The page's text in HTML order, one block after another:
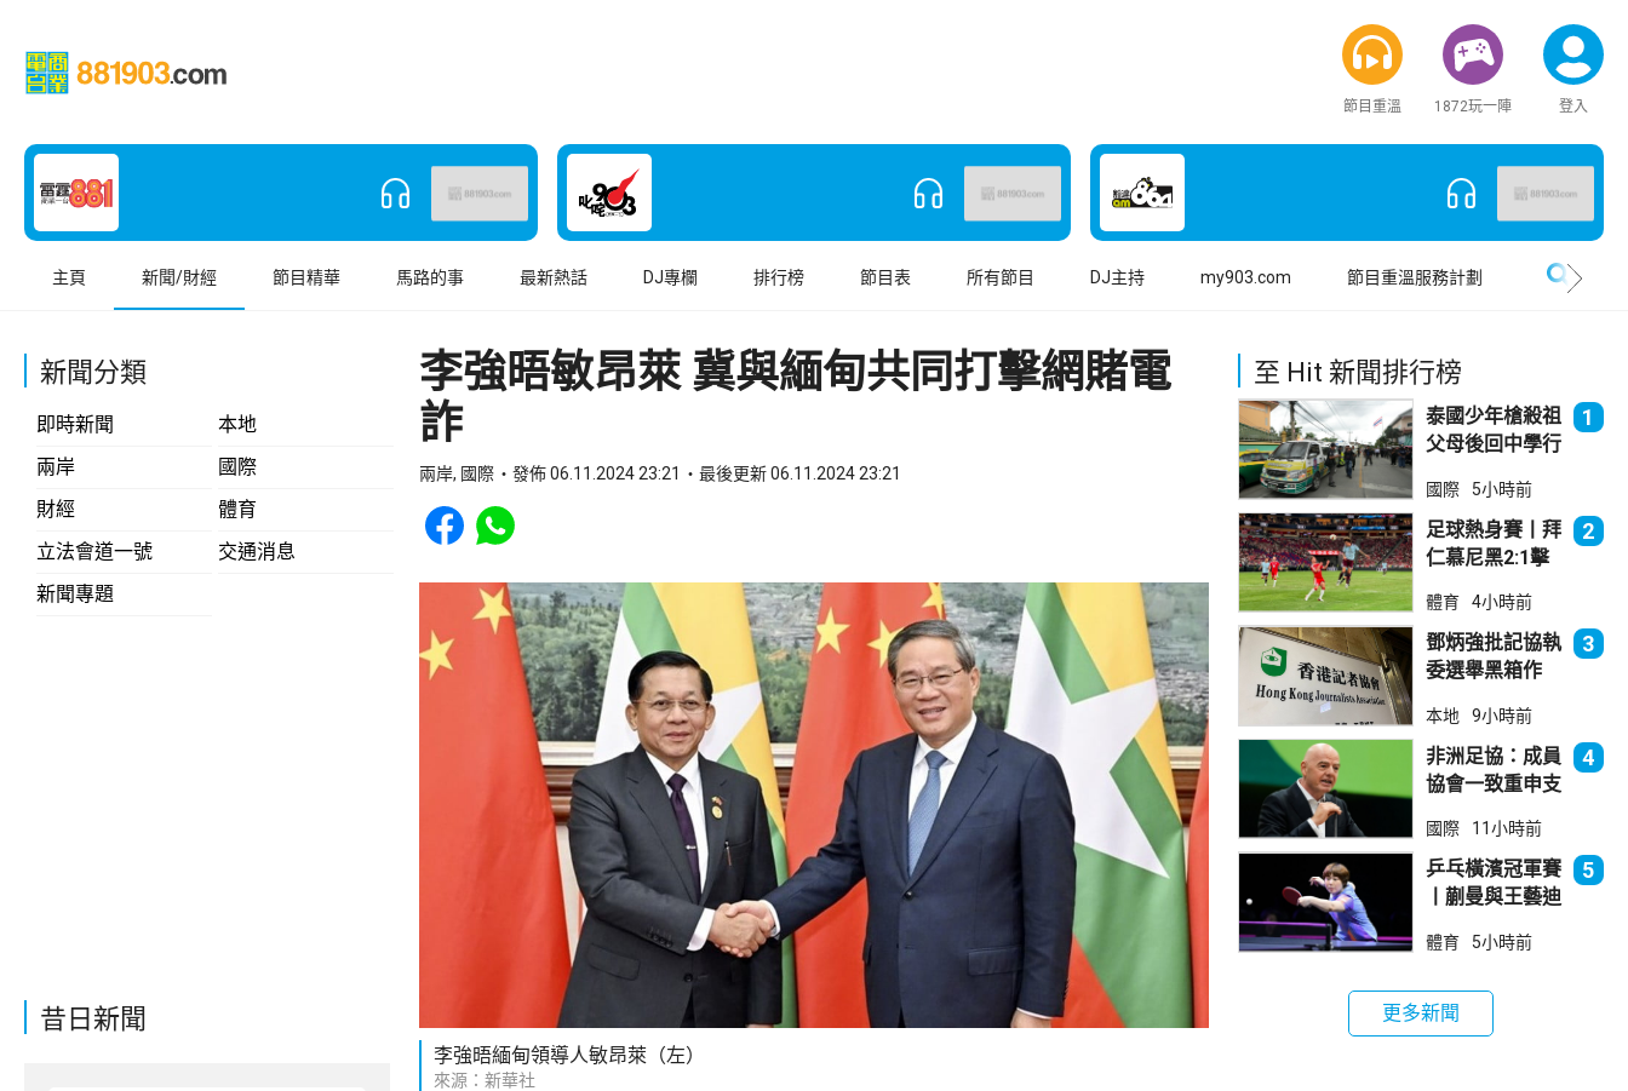
節目重溫 1872玩一陣 登入
主頁 新聞/財經 節目精華 馬路的事 最新熱話 DJ專欄 排行榜 節目表 所有節目 DJ主持 my903.com 節目重溫服務計劃
新聞分類
即時新聞
本地
兩岸
國際
財經
體育
立法會道一號
交通消息
新聞專題
昔日新聞
李強晤敏昂萊 冀與緬甸共同打擊網賭電
詐
兩岸, 國際 發佈 06.11.2024 23:21 最後更新 06.11.2024 23:21
Share to Facebook
Share to WhatsApp
李強晤緬甸領導人敏昂萊（左）
來源：新華社
至 Hit 新聞排行榜
泰國少年槍殺祖
父母後回中學行
死23傷
1
國際 5小時前
足球熱身賽丨拜
仁慕尼黑2:1擊
2
體育 4小時前
鄧炳強批記協執
委選舉黑箱作
國安一定「釘死
你」
3
本地 9小時前
非洲足協：成員
協會一致重申支
4
國際 11小時前
乒乓橫濱冠軍賽
丨蒯曼與王藝迪
5
體育 5小時前
更多新聞